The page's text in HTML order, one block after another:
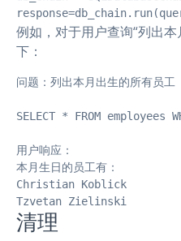
例如，对于用户查询“列出
下：
问题：列出本月出生的所有员工
SELECT * FROM employees
用户响应：
本月生日的员工有：
Christian Koblick
Tzvetan Zielinski
清理